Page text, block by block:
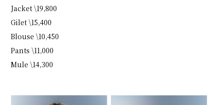
Jacket \19,800
Gilet \15,400
Blouse \10,450
Pants \11,000
Mule \14,300